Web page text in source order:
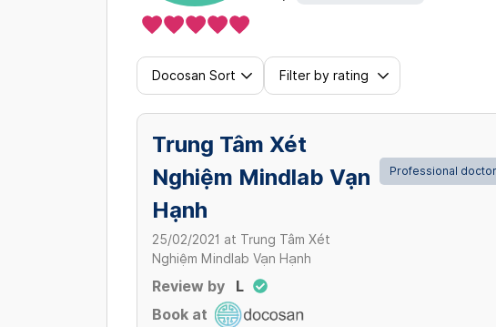
Docosan Sort Filter by rating
Trung Tâm Xét
Nghiệm Mindlab Vạn
Hạnh
25/02/2021 at Trung Tâm Xét
Nghiệm Mindlab Vạn Hạnh
Review by
L
Book at
Professional doctor